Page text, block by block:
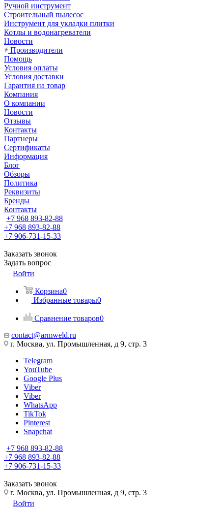
Ручной инструмент
Строительный пылесос
Инструмент для укладки плитки
Котлы и водонагреватели
Новости
Производители
Помощь
Условия оплаты
Условия доставки
Гарантия на товар
Компания
О компании
Новости
Отзывы
Контакты
Партнеры
Сертификаты
Информация
Блог
Обзоры
Политика
Реквизиты
Бренды
Контакты
+7 968 893-82-88
+7 968 893-82-88
+7 906-731-15-33
Заказать звонок
Задать вопрос
Войти
Корзина0
Избранные товары0
Сравнение товаров0
contact@armweld.ru
г. Москва, ул. Промышленная, д 9, стр. 3
Telegram
YouTube
Google Plus
Viber
Viber
WhatsApp
TikTok
Pinterest
Snapchat
+7 968 893-82-88
+7 968 893-82-88
+7 906-731-15-33
Заказать звонок
г. Москва, ул. Промышленная, д 9, стр. 3
Войти